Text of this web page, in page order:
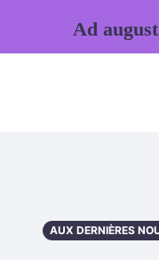
AUX DERNIÈRES
Ad